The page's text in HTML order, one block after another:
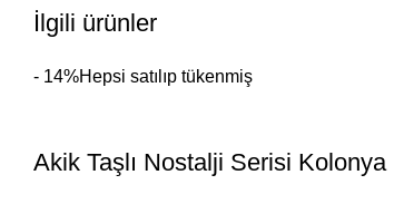
İlgili ürünler
- 14%Hepsi satılıp tükenmiş
Akik Taşlı Nostalji Serisi Kolonya